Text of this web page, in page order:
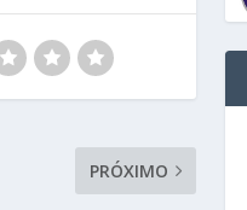
PRÓXIMO